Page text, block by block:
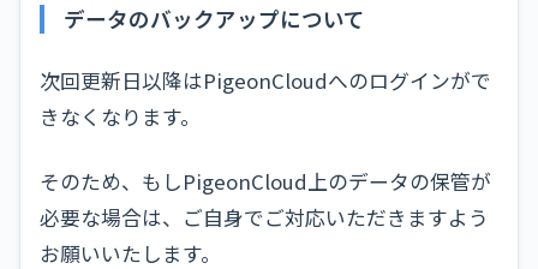
データのバックアップについて
次回更新日以降はPigeonCloudへのログインがで
きなくなります。
そのため、もしPigeonCloud上のデータの保管が
必要な場合は、ご自身でご対応いただきますよう
お願いいたします。